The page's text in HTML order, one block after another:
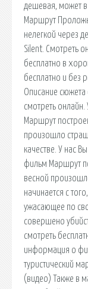
дешевая, может в
Маршрут
нелегкой через
Silent. Смотреть
бесплатно в
бесплатно и без
Описание
смотреть
Маршрут
произошло
качестве. У нас
фильм Маршрут
весной
начинается с
ужасающее по
совершено
смотреть
информация о
туристический
(видео) Также в